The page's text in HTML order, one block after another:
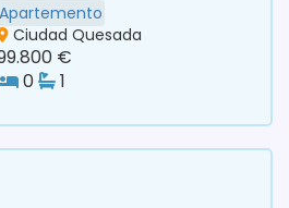
Apartemento
Ciudad Quesada
€
0
1